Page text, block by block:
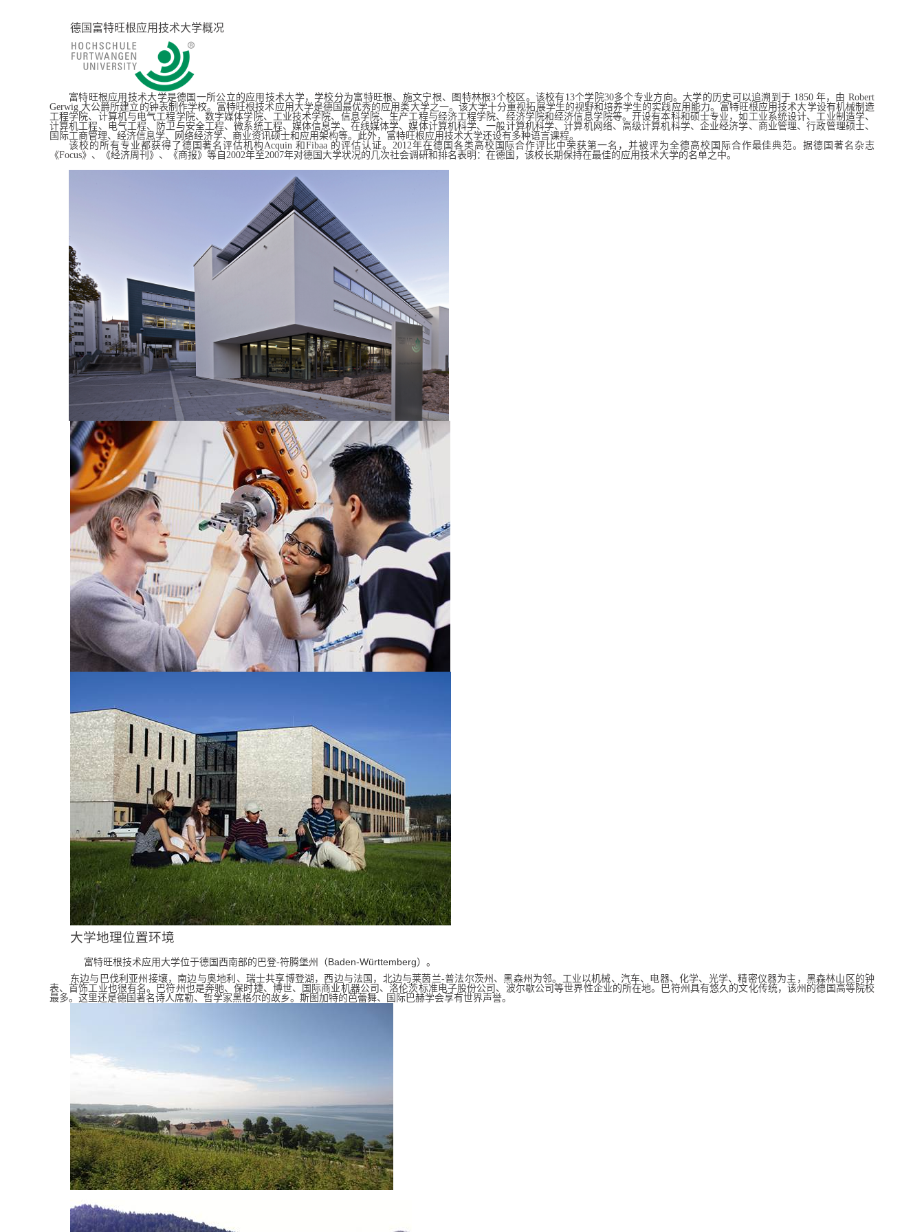
德国富特旺根应用技术大学概况
富特旺根应用技术大学是德国一所公立的应用技术大学，学校分为富特旺根、施文宁根、图特林根3个校区。该校有13个学院30多个专业方向。大学的历史可以追溯到于 1850 年，由 Robert
Gerwig大公爵所建立的钟表制作学校。富特旺根技术应用大学是德国最优秀的应用类大学之一。该大学十分重视拓展学生的视野和培养学生的实践应用能力。富特旺根应用技术大学设有机械制造
工程学院、计算机与电气工程学院、数字媒体学院、工业技术学院、信息学院、生产工程与经济工程学院、经济学院和经济信息学院等。开设有本科和硕士专业，如工业系统设计、工业制造学、
计算机工程、电气工程、防卫与安全工程、微系统工程、媒体信息学、在线媒体学、媒体计算机科学、一般计算机科学、计算机网络、高级计算机科学、企业经济学、商业管理、行政管理硕士、
国际工商管理、经济信息学、网络经济学、商业资讯硕士和应用架构等。此外，富特旺根应用技术大学还设有多种语言课程。
该校的所有专业都获得了德国著名评估机构Acquin和Fibaa 的评估认证。 2012年在德国各类高校国际合作评比中荣获第一名，并被评为全德高校国际合作最佳典范。据德国著名杂志
《Focus》、《经济周刊》、《商报》等自 2002年至2007年对德国大学状况的几次社会调研和排名表明：在德国，该校长期保持在最佳的应用技术大学的名单之中。
大学地理位置环境
富特旺根技术应用大学位于德国西南部的 巴登-符腾堡州 （Baden-Württemberg） 。
东边与巴伐利亚州接壤，南边与奥地利、瑞士共享博登湖，西边与法国，北边与莱茵兰-普法尔茨州、黑森州为邻。工业以机械、汽车、电器、化学、光学、精密仪器为主，黑森林山区的钟
表、首饰工业也很有名。巴符州也是奔驰、保时捷、博世、国际商业机器公司、洛伦茨标准电子股份公司、波尔歇公司等世界性企业的所在地。巴符州具有悠久的文化传统，该州的德国高等院校
最多。这里还是德国著名诗人席勒、哲学家黑格尔的故乡。斯图加特的芭蕾舞、国际巴赫学会享有世界声誉。